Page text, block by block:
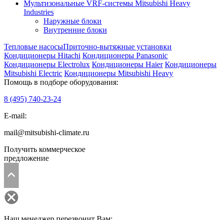
Мультизональные VRF-системы Mitsubishi Heavy
Industries
Наружные блоки
Внутренние блоки
Тепловые насосыПриточно-вытяжные установки
Кондиционеры Hitachi Кондиционеры Panasonic
Кондиционеры Electrolux Кондиционеры Haier Кондиционеры
Mitsubishi Electric Кондиционеры Mitsubishi Heavy
Помощь в подборе оборудования:
8 (495) 740-23-24
E-mail:
mail@mitsubishi-climate.ru
Получить коммерческое
предложение